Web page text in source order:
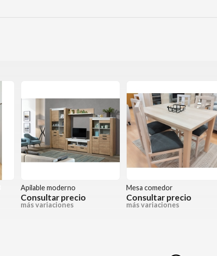
Apilable moderno
Consultar precio
más variaciones
Mesa comedor
Consultar precio
más variaciones